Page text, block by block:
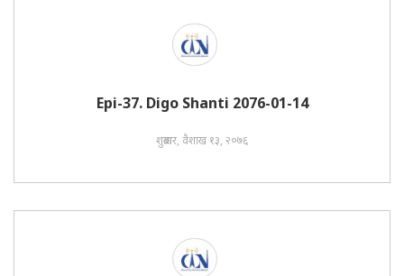
Epi-37. Digo Shanti 2076-01-14
शुक्रबार, वैशाख १३, २०७६